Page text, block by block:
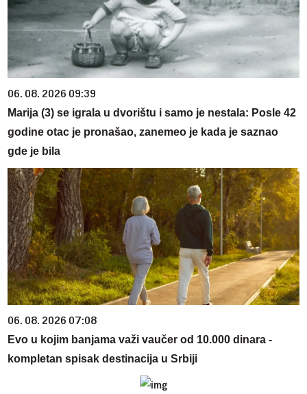
06. 08. 2026 09:39
Marija (3) se igrala u dvorištu i samo je nestala: Posle 42
godine otac je pronašao, zanemeo je kada je saznao
gde je bila
06. 08. 2026 07:08
Evo u kojim banjama važi vaučer od 10.000 dinara -
kompletan spisak destinacija u Srbiji